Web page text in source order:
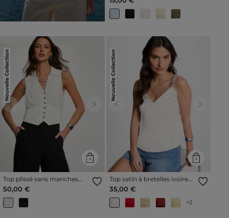
femme
Nouvelle Collection
Previous Next
Top plissé sans manches
blanc femme
50,00 €
Nouvelle Collection
Previous Next
Top satin à bretelles ivoire
femme
35,00 €
+2